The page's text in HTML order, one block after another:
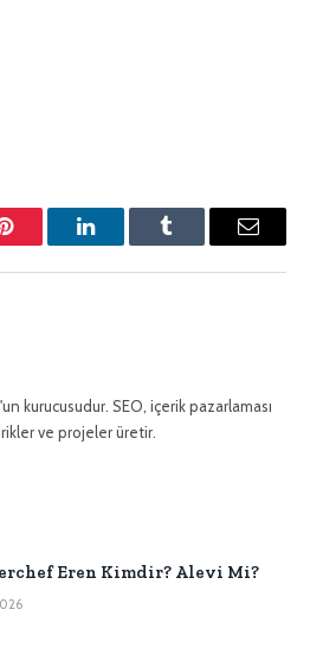
Pinterest'inLinkedInTumblr
E-
kurucusudur. SEO, içerik pazarlaması
ve projeler üretir.
Eren Kimdir? Alevi Mi?